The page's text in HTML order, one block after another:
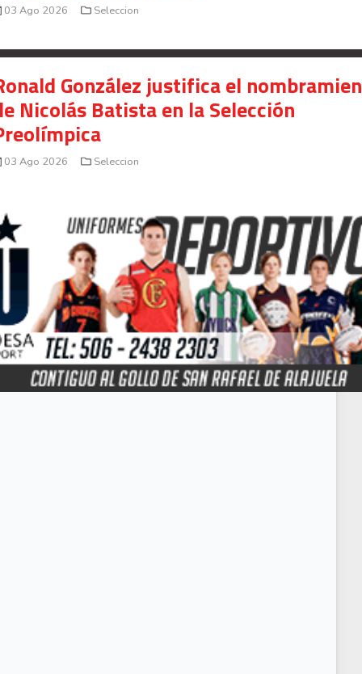
03 Ago 2026 Seleccion
González justifica el
Nicolás Batista en la Selección
03 Ago 2026 Seleccion